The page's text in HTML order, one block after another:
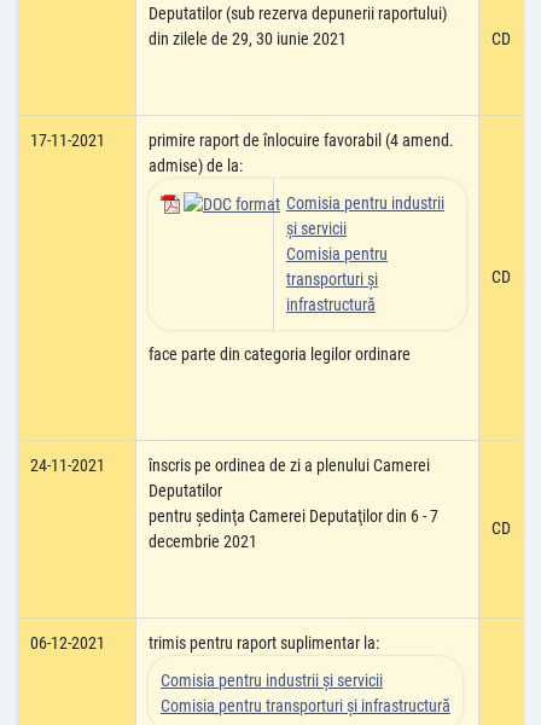
Deputatilor (sub rezerva depunerii raportului)
din zilele de 29, 30 iunie 2021
CD
17-11-2021
primire raport de înlocuire favorabil (4 amend.
admise) de la:
Comisia pentru industrii
şi servicii
Comisia pentru
transporturi şi
infrastructură
face parte din categoria legilor ordinare
CD
24-11-2021
înscris pe ordinea de zi a plenului Camerei
Deputatilor
pentru şedinţa Camerei Deputaţilor din 6 - 7
decembrie 2021
CD
06-12-2021
trimis pentru raport suplimentar la:
Comisia pentru industrii şi servicii
Comisia pentru transporturi şi infrastructură